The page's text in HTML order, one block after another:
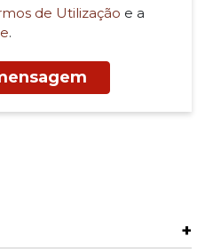
de Utilização e a
.